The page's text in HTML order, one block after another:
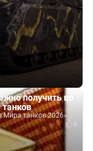
получить во
танков 2026»...
6